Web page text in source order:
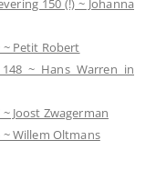
150 (!) ~ Johanna
Petit Robert
~ Hans Warren in
Joost Zwagerman
Willem Oltmans